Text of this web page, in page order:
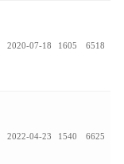
2020-07-18 1605 6518
2022-04-23 1540 6625